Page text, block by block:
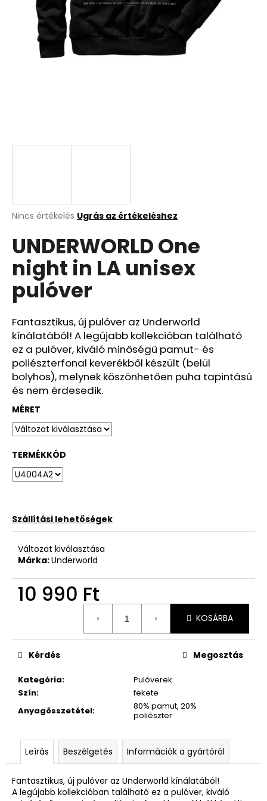
A
átlagos
értékelése
ből
0,0
csillag.
Nincs értékelés Ugrás az értékeléshez
UNDERWORLD One
night in LA unisex
pulóver
Fantasztikus, új pulóver az Underworld
kínálatából! A legújabb kollekcióban található
ez a pulóver, kiváló minőségű pamut- és
poliészterfonal keverékből készült (belül
bolyhos), melynek köszönhetően puha tapintású
és nem érdesedik.
MÉRET
TERMÉKKÓD
Szállítási lehetőségek
Változat kiválasztása
Márka:Underworld
10 990 Ft
KOSÁRBA
Kategória:
Pulóverek
Szín:
fekete
Anyagösszetétel:
80% pamut, 20%
poliészter
Kérdés Megosztás
Leírás Beszélgetés Információk a gyártóról
Fantasztikus, új pulóver az Underworld kínálatából!
A legújabb kollekcióban található ez a pulóver, kiváló